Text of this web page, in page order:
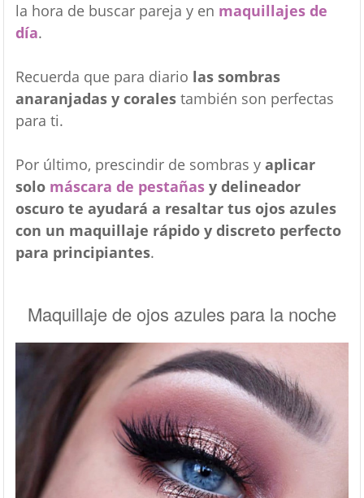
la hora de buscar pareja y en maquillajes de
día.
Recuerda que para diario las sombras
anaranjadas y coralestambién son perfectas
para ti.
Por último, prescindir de sombras y aplicar
solo máscara de pestañasy delineador
oscuro te ayudará a resaltar tus ojos azules
con un maquillaje rápido y discreto perfecto
para principiantes.
Maquillaje de ojos azules para la noche